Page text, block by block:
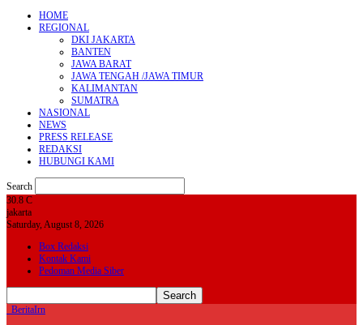
HOME
REGIONAL
DKI JAKARTA
BANTEN
JAWA BARAT
JAWA TENGAH /JAWA TIMUR
KALIMANTAN
SUMATRA
NASIONAL
NEWS
PRESS RELEASE
REDAKSI
HUBUNGI KAMI
Search
30.8 C
jakarta
Saturday, August 8, 2026
Box Redaksi
Kontak Kami
Pedoman Media Siber
BeritaIrn